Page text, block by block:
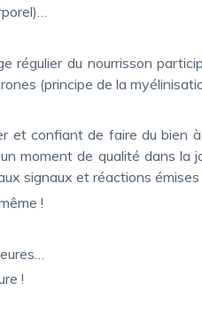
(principe de la
moment de qualité dans la
signaux et réactions
!
!